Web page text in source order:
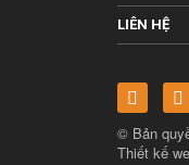
LIÊN HỆ
© Bản
Thiết kế